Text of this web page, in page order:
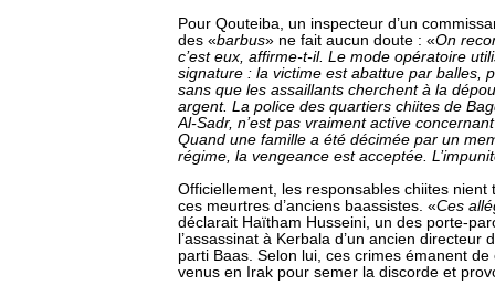
Pour Qouteiba, un inspecteur d’un
des «barbus» ne fait aucun doute : «On
c’est eux, affirme-t-il. Le mode opératoire
signature : la victime est abattue par balles,
sans que les assaillants cherchent à la
argent. La police des quartiers chiites de
Al-Sadr, n’est pas vraiment active
Quand une famille a été décimée par un
régime, la vengeance est acceptée.
Officiellement, les responsables chiites nient
ces meurtres d’anciens baassistes. «Ces
déclarait Haïtham Husseini, un des porte-
l’assassinat à Kerbala d’un ancien directeur
parti Baas. Selon lui, ces crimes émanent
venus en Irak pour semer la discorde et